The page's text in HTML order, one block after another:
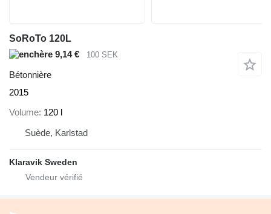
SoRoTo 120L
9,14 €
100 SEK
Bétonnière
2015
Volume 120 l
Suède, Karlstad
Klaravik Sweden